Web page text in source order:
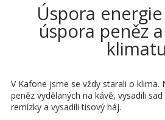
Úspora
úspora peněz
klimatu
V Kafone jsme se vždy starali o klima.
peněz vydělaných na kávě, vysadili
remízky a vysadili tisový háj.